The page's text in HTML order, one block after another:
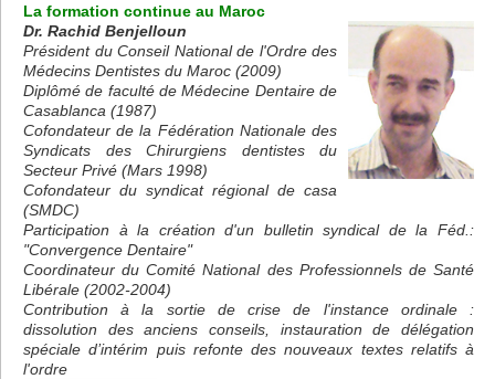
La formation continue au Maroc
Dr. Rachid Benjelloun
Président du Conseil National de l'Ordre des
Médecins Dentistes du Maroc (2009)
Diplômé de faculté de Médecine Dentaire de
Casablanca (1987)
Cofondateur de la Fédération Nationale des
Syndicats des Chirurgiens dentistes du
Secteur Privé (Mars 1998)
Cofondateur du syndicat régional de casa
(SMDC)
Participation à la création d'un bulletin syndical de la Féd.:
"Convergence Dentaire"
Coordinateur du Comité National des Professionnels de Santé
Libérale (2002-2004)
Contribution à la sortie de crise de l'instance ordinale :
dissolution des anciens conseils, instauration de délégation
spéciale d’intérim puis refonte des nouveaux textes relatifs à
l'ordre